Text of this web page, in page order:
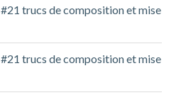
#21 trucs de composition et mise
#21 trucs de composition et mise